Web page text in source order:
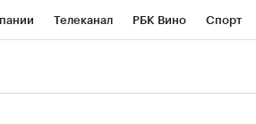
Телеканал РБК Вино Спорт